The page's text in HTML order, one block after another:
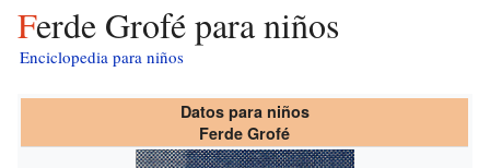
Ferde Grofé para niños
Enciclopedia para niños
Datos para niños
Ferde Grofé